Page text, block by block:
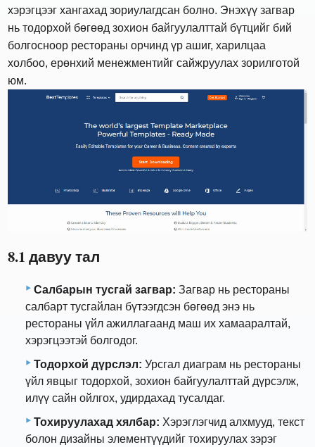
хэрэгцээг хангахад зориулагдсан болно. Энэхүү загвар
нь тодорхой бөгөөд зохион байгуулалттай бүтцийг бий
болгосноор рестораны орчинд үр ашиг, харилцаа
холбоо, ерөнхий менежментийг сайжруулах зорилготой
юм.
8.1 давуу тал
Салбарын тусгай загвар: Загвар нь рестораны
салбарт тусгайлан бүтээгдсэн бөгөөд энэ нь
рестораны үйл ажиллагаанд маш их хамааралтай,
хэрэгцээтэй болгодог.
Тодорхой дүрслэл: Урсгал диаграм нь рестораны
үйл явцыг тодорхой, зохион байгуулалттай дүрсэлж,
илүү сайн ойлгох, удирдахад тусалдаг.
Тохируулахад хялбар: Хэрэглэгчид алхмууд, текст
болон дизайны элементүүдийг тохируулах зэрэг